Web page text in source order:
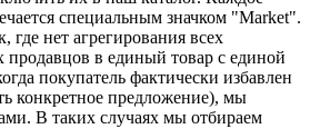
специальным значком "Market".
где нет агрегирования всех
продавцов в единый товар с единой
покупатель фактически избавлен
конкретное предложение), мы
В таких случаях мы отбираем